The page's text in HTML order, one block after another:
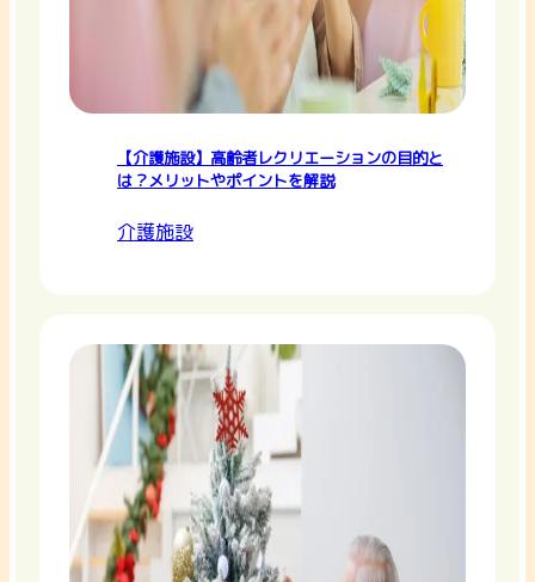
【介護施設】高齢者レクリエーションの目的と
は？メリットやポイントを解説
介護施設